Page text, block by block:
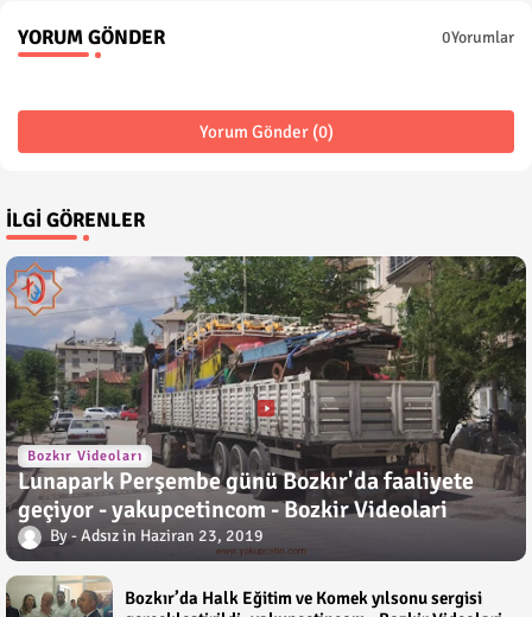
YORUM GÖNDER 0Yorumlar
Yorum Gönder (0)
İLGI GÖRENLER
Bozkır Videoları
Lunapark Perşembe günü Bozkır'da faaliyete
geçiyor - yakupcetincom - Bozkir Videolari
Adsız Haziran 23, 2019
Bozkır’da Halk Eğitim ve Komek yılsonu sergisi